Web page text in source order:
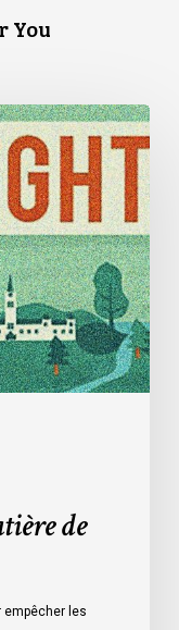
You
de
empêcher les